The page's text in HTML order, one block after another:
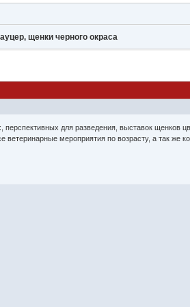
щенки черного окраса
для разведения, выставок щенков
мероприятия по возрасту, а так